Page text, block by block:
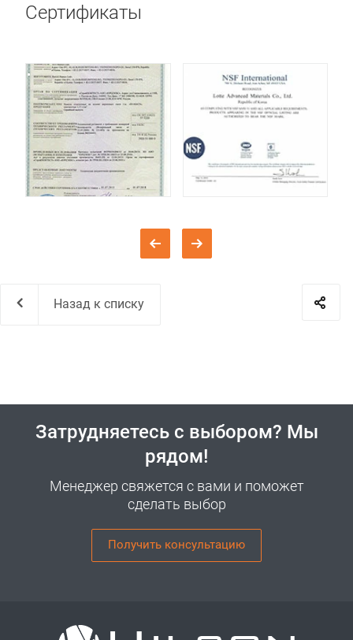
Сертификаты
Назад к списку
Затрудняетесь с выбором? Мы
рядом!
Менеджер свяжется с вами и поможет
сделать выбор
Получить консультацию